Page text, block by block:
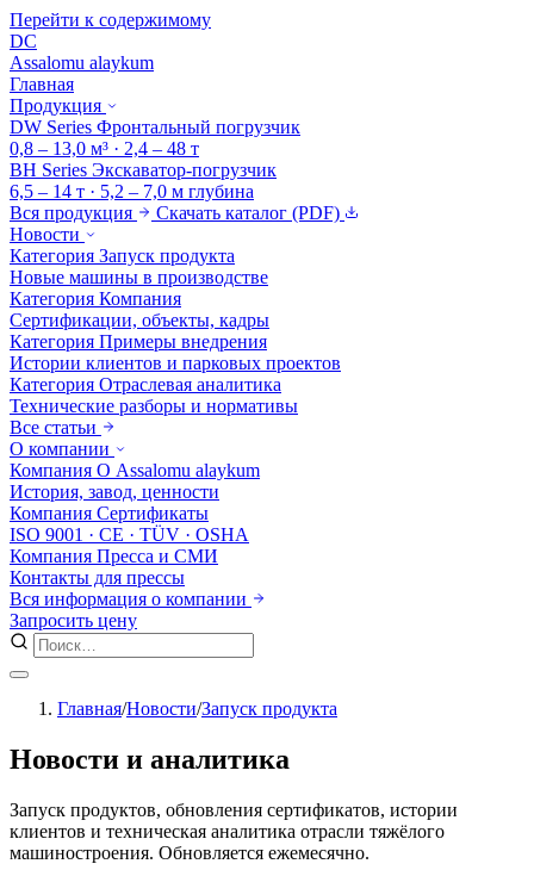
Перейти к содержимому
DC
Assalomu alaykum
Главная
Продукция
DW Series Фронтальный погрузчик
0,8 – 13,0 м³ · 2,4 – 48 т
BH Series Экскаватор-погрузчик
6,5 – 14 т · 5,2 – 7,0 м глубина
Вся продукция
Скачать каталог (PDF)
Новости
Категория Запуск продукта
Новые машины в производстве
Категория Компания
Сертификации, объекты, кадры
Категория Примеры внедрения
Истории клиентов и парковых проектов
Категория Отраслевая аналитика
Технические разборы и нормативы
Все статьи
О компании
Компания О Assalomu alaykum
История, завод, ценности
Компания Сертификаты
ISO 9001 · CE · TÜV · OSHA
Компания Пресса и СМИ
Контакты для прессы
Вся информация о компании
Запросить цену
Главная/Новости/Запуск продукта
Новости и аналитика
Запуск продуктов, обновления сертификатов, истории
клиентов и техническая аналитика отрасли тяжёлого
машиностроения. Обновляется ежемесячно.